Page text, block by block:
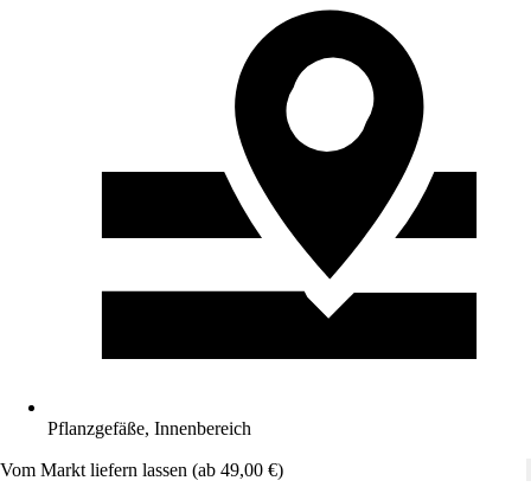
Pflanzgefäße, Innenbereich
Vom Markt liefern lassen (ab 49,00 €)